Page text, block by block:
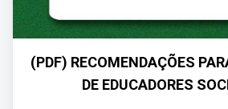
(PDF) RECOMENDAÇÕES
DE EDUCADORES